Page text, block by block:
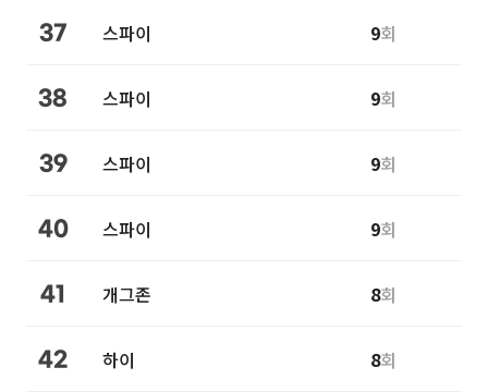
37 스파이 9회
38 스파이 9회
39 스파이 9회
40 스파이 9회
41 개그존 8회
42 하이 8회